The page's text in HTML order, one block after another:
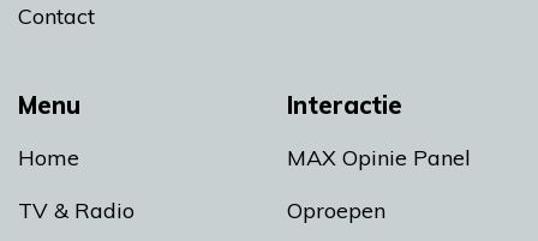
Menu
Home
TV & Radio
Interactie
MAX Opinie Panel
Oproepen
Contact